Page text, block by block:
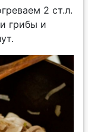
2 ст.л.
грибы и